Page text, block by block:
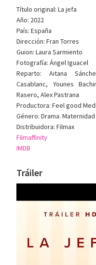
Título original: La jefa
Año: 2022
País: España
Dirección: Fran Torres
Guion: Laura Sarmiento
Fotografía: Ángel Iguacel
Reparto: Aitana
Casablanc, Younes
Rasero, Alex Pastrana
Productora: Feel good
Género: Drama. Maternidad
Distribuidora: Filmax
Filmaffinity
IMDB
Tráiler